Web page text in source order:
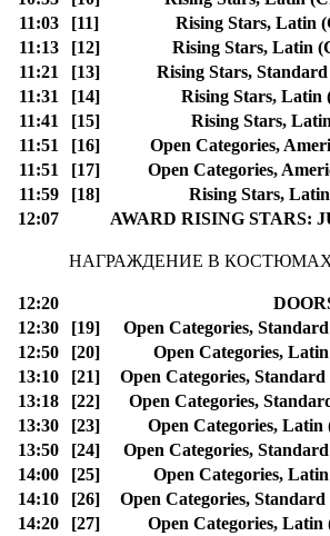
11:03
[11]
Rising Stars, Latin
11:13
[12]
Rising Stars, Latin
11:21
[13]
Rising Stars,
11:31
[14]
Rising Stars, Latin
11:41
[15]
Rising Stars,
11:51
[16]
Open Categories,
11:51
[17]
Open Categories,
11:59
[18]
Rising Stars,
12:07
AWARD RISING STARS:
НАГРАЖДЕНИЕ В
12:20
12:30
[19]
Open Categories,
12:50
[20]
Open Categories,
13:10
[21]
Open Categories,
13:18
[22]
Open Categories,
13:30
[23]
Open Categories,
13:50
[24]
Open Categories,
14:00
[25]
Open Categories,
14:10
[26]
Open Categories,
14:20
[27]
Open Categories,